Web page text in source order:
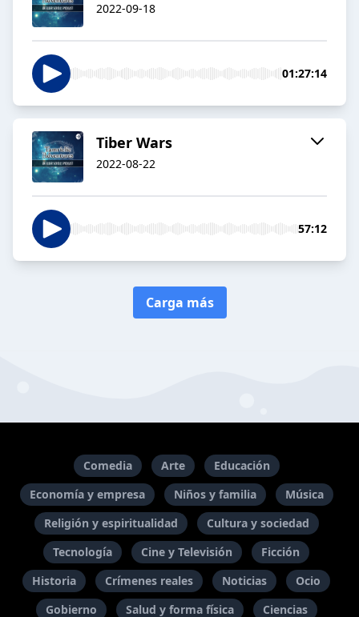
2022-09-18
01:27:14
Tiber Wars
2022-08-22
57:12
Carga más
Comedia Arte
Educación
Economía y empresa
Niños y familia
Música
Religión y espiritualidad
Cultura y sociedad
Tecnología
Cine y Televisión
Ficción
Historia
Crímenes reales Noticias
Ocio
Gobierno
Salud y forma física Ciencias